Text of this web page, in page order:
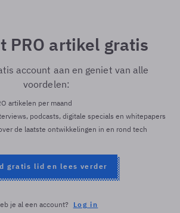
PRO artikel gratis
account aan en geniet van alle
voordelen:
artikelen per maand
podcasts, digitale specials en whitepapers
de laatste ontwikkelingen in en rond tech
gratis lid en lees verder
je al een account? Log in